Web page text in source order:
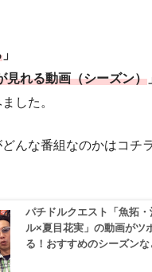
」
見れる動画（シーズン）
した。
んな番組なのかはコチ
パチドルクエスト「魚拓・
ル×夏目花実」の動画がツ
る！おすすめのシーズン